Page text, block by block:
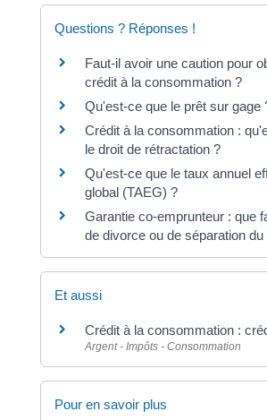
Questions ? Réponses !
Faut-il avoir une caution pour
crédit à la consommation ?
Qu'est-ce que le prêt sur gage
Crédit à la consommation :
le droit de rétractation ?
Qu'est-ce que le taux annuel
global (TAEG) ?
Garantie co-emprunteur : que
de divorce ou de séparation du
Et aussi
Crédit à la consommation :
Argent - Impôts - Consommation
Pour en savoir plus